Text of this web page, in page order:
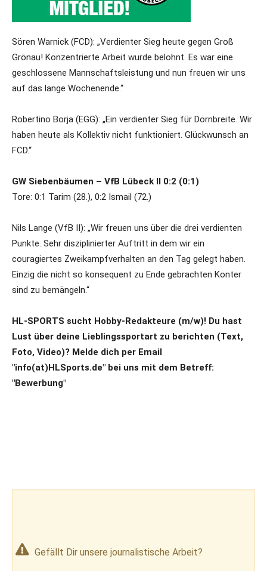
Sören Warnick (FCD): „Verdienter Sieg heute gegen Groß
Grönau! Konzentrierte Arbeit wurde belohnt. Es war eine
geschlossene Mannschaftsleistung und nun freuen wir uns
auf das lange Wochenende.“
Robertino Borja (EGG): „Ein verdienter Sieg für Dornbreite. Wir
haben heute als Kollektiv nicht funktioniert. Glückwunsch an
FCD.“
GW Siebenbäumen – VfB Lübeck II 0:2 (0:1)
Tore: 0:1 Tarim (28.), 0:2 Ismail (72.)
Nils Lange (VfB II): „Wir freuen uns über die drei verdienten
Punkte. Sehr disziplinierter Auftritt in dem wir ein
couragiertes Zweikampfverhalten an den Tag gelegt haben.
Einzig die nicht so konsequent zu Ende gebrachten Konter
sind zu bemängeln.“
HL-SPORTS sucht Hobby-Redakteure (m/w)! Du hast
Lust über deine Lieblingssportart zu berichten (Text,
Foto, Video)? Melde dich per Email
"info(at)HLSports.de" bei uns mit dem Betreff:
"Bewerbung"
Gefällt Dir unsere journalistische Arbeit?